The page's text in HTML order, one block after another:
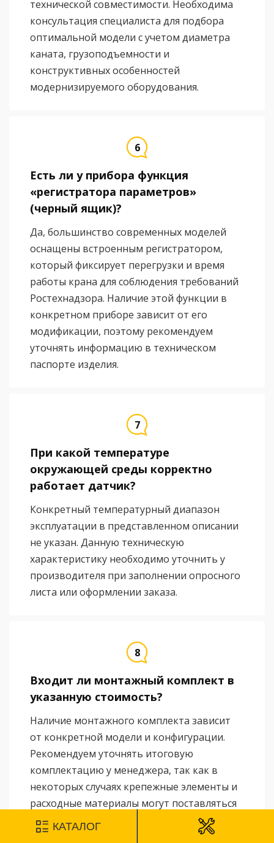
технической совместимости. Необходима
консультация специалиста для подбора
оптимальной модели с учетом диаметра
каната, грузоподъемности и
конструктивных особенностей
модернизируемого оборудования.
Есть ли у прибора функция
«регистратора параметров»
(черный ящик)?
Да, большинство современных моделей
оснащены встроенным регистратором,
который фиксирует перегрузки и время
работы крана для соблюдения требований
Ростехнадзора. Наличие этой функции в
конкретном приборе зависит от его
модификации, поэтому рекомендуем
уточнять информацию в техническом
паспорте изделия.
При какой температуре
окружающей среды корректно
работает датчик?
Конкретный температурный диапазон
эксплуатации в представленном описании
не указан. Данную техническую
характеристику необходимо уточнить у
производителя при заполнении опросного
листа или оформлении заказа.
Входит ли монтажный комплект в
указанную стоимость?
Наличие монтажного комплекта зависит
от конкретной модели и конфигурации.
Рекомендуем уточнять итоговую
комплектацию у менеджера, так как в
некоторых случаях крепежные элементы и
расходные материалы могут поставляться
отдельно.
КАТАЛОГ